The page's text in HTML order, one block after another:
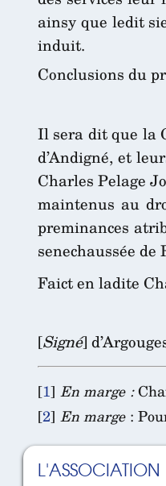
ainsy que ledit
induit.
Conclusions du
Il sera dit que la
d’Andigné, et
Charles Pelage
maintenus au
preminances
senechaussée de
Faict en ladite
[Signé]
[1] En marge :
[2] En marge:
L'ASSOCIATION